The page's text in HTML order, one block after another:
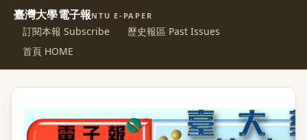
臺灣大學電子報NTU E-PAPER
訂閱本報 Subscribe
歷史報區 Past Issues
首頁 HOME